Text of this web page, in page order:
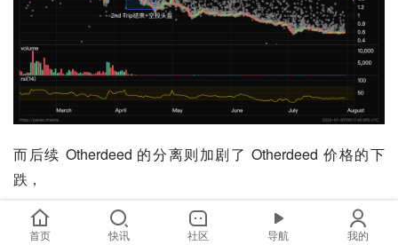
而后续 Otherdeed 的分离则加剧了 Otherdeed 价格的下
跌，
Otherdeed（不带 Koda）: 分离成 Otherdeed
首页 快讯 社区 导航 我的